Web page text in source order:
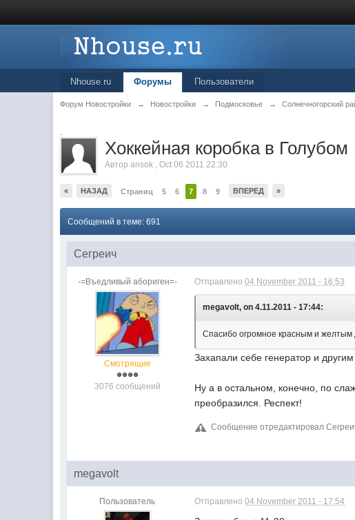
Nhouse.ru Форумы Пользователи
Форум Новостройки → Новостройки → Подмосковье → Солнечногорский
.
Хоккейная коробка в Голубом
Авторansok ,Oct 06 2011 22:30
« НАЗАД Страниц 5 6 7 8 9 ВПЕРЕД »
Сообщений в теме: 691
Сегреич
-=Въедливый абориген=-
Смотрящие
3076 сообщений
Отправлено04 November 2011 - 16:53
megavolt, on 4.11.2011 - 17:44:
Спасибо огромное красным и
Захапали себе генератор и
Ну а в остальном, конечно, по
преобразился. Респект!
Сообщение отредактировал
megavolt
Пользователь Отправлено04 November 2011 - 17:54